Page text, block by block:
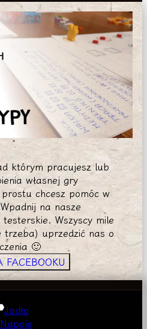
którym pracujesz lub
własnej gry
chcesz pomóc w
na nasze
Wszyscy mile
trzeba) uprzedzić nas o
🙂
FACEBOOKU
Jadło
Napoje